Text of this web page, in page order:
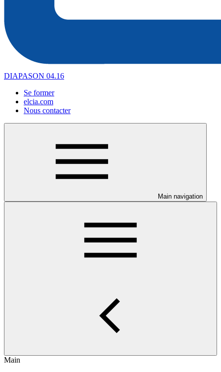
DIAPASON 04.16
Se former
elcia.com
Nous contacter
Main navigation
Main